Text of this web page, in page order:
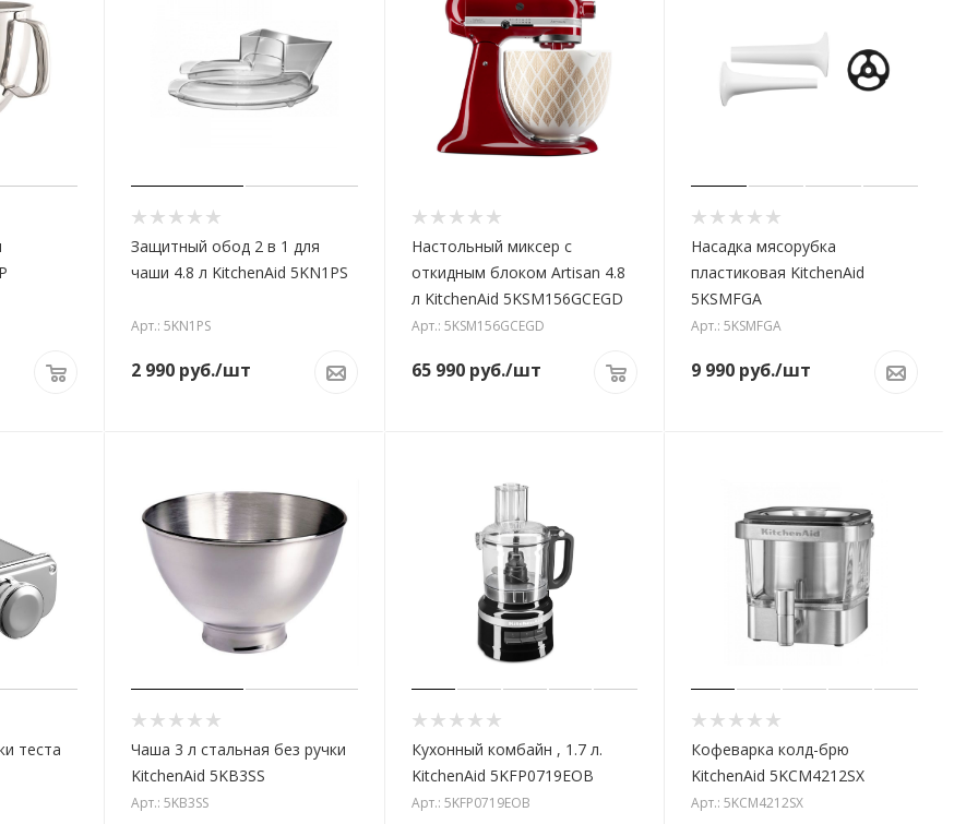
Защитный обод 2 в 1 для
чаши 4.8 л KitchenAid 5KN1PS
Арт.: 5KN1PS
2 990 руб./шт
Настольный миксер с
откидным блоком Artisan 4.8
л KitchenAid 5KSM156GCEGD
Арт.: 5KSM156GCEGD
65 990руб./шт
Насадка мясорубка
пластиковая KitchenAid
5KSMFGA
Арт.: 5KSMFGA
9 990 руб./шт
теста
Чаша 3 л стальная без ручки
KitchenAid 5KB3SS
Арт.: 5KB3SS
Кухонный комбайн , 1.7 л.
KitchenAid 5KFP0719EOB
Арт.: 5KFP0719EOB
Кофеварка колд-брю
KitchenAid 5KCM4212SX
Арт.: 5KCM4212SX